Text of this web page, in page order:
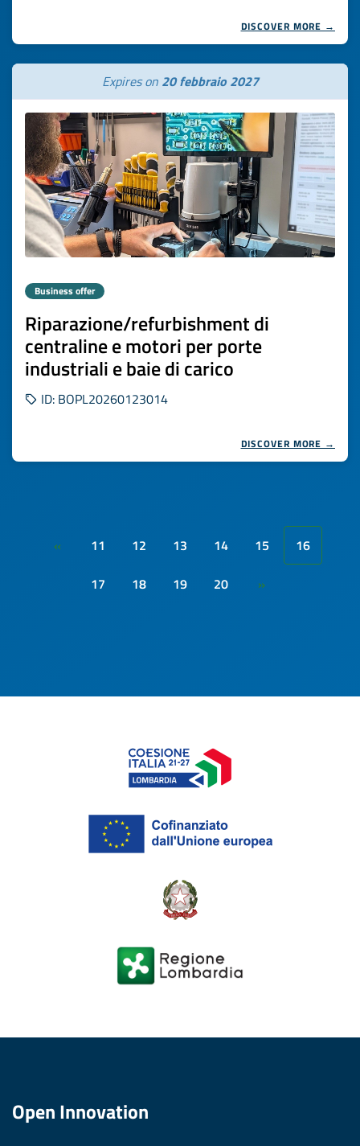
DISCOVER MORE →
Expires on 20 febbraio 2027
Business offer
Riparazione/refurbishment di
centraline e motori per porte
industriali e baie di carico
ID: BOPL20260123014
DISCOVER MORE →
« 11 12 13 14 15
16
17
18 19 20 »
Open Innovation